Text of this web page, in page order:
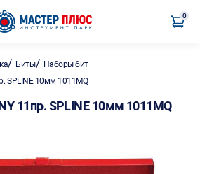
0
/ Биты/ Наборы бит
SPLINE 10мм 1011MQ
11пр. SPLINE 10мм 1011MQ